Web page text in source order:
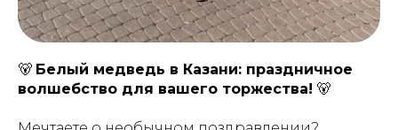
🐻 Белый медведь в Казани: праздничное
волшебство для вашего торжества! 🐻